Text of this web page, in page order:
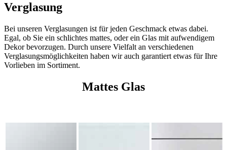
Verglasung
Bei unseren Verglasungen ist für jeden Geschmack etwas dabei.
Egal, ob Sie ein schlichtes mattes, oder ein Glas mit aufwendigem
Dekor bevorzugen. Durch unsere Vielfalt an verschiedenen
Verglasungsmöglichkeiten haben wir auch garantiert etwas für Ihre
Vorlieben im Sortiment.
Mattes Glas